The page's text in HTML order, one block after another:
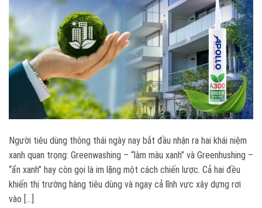
Người tiêu dùng thông thái ngày nay bắt đầu nhận ra hai khái niệm
xanh quan trọng: Greenwashing – “làm màu xanh” và Greenhushing –
“ẩn xanh” hay còn gọi là im lặng một cách chiến lược. Cả hai đều
khiến thị trường hàng tiêu dùng và ngay cả lĩnh vực xây dựng rơi
vào […]